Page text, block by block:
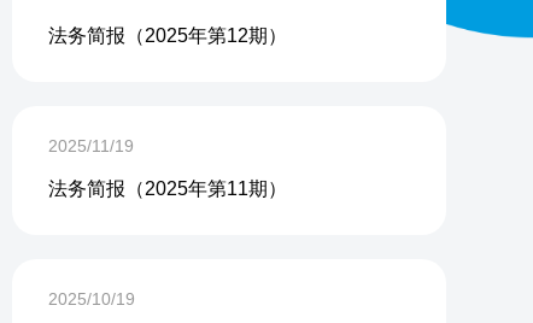
法务简报（2025年第12期）
2025/11/19
法务简报（2025年第11期）
2025/10/19